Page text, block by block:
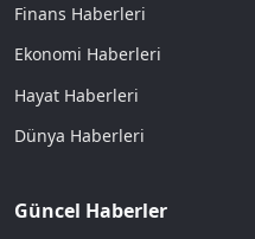
Finans Haberleri
Ekonomi Haberleri
Hayat Haberleri
Dünya Haberleri
Güncel Haberler